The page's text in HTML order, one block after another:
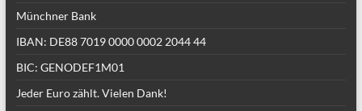
Münchner Bank
IBAN: DE88 7019 0000 0002 2044 44
BIC: GENODEF1M01
Jeder Euro zählt. Vielen Dank!